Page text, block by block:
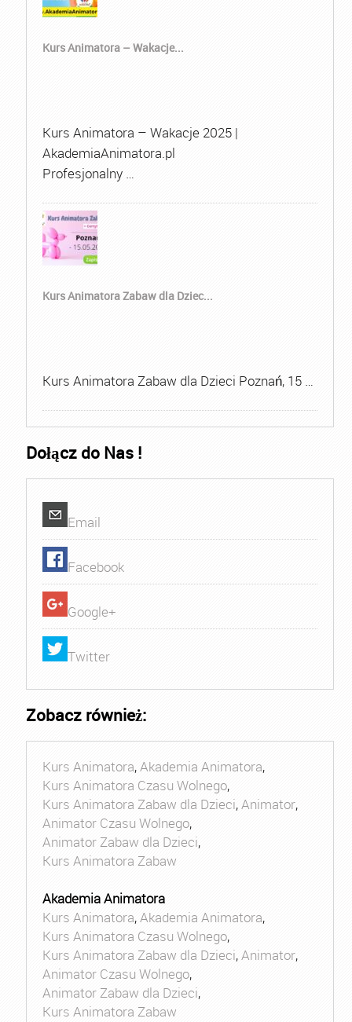
Kurs Animatora – Wakacje...
Kurs Animatora – Wakacje 2025 |
AkademiaAnimatora.pl
Profesjonalny …
Kurs Animatora Zabaw dla Dziec...
Kurs Animatora Zabaw dla Dzieci Poznań, 15 …
Dołącz do Nas !
Email
Facebook
Google+
Twitter
Zobacz również:
Kurs Animatora,Akademia Animatora,
Kurs Animatora Czasu Wolnego,
Kurs Animatora Zabaw dla Dzieci,Animator,
Animator Czasu Wolnego,
Animator Zabaw dla Dzieci,
Kurs Animatora Zabaw
Akademia Animatora
Kurs Animatora,Akademia Animatora,
Kurs Animatora Czasu Wolnego,
Kurs Animatora Zabaw dla Dzieci,Animator,
Animator Czasu Wolnego,
Animator Zabaw dla Dzieci,
Kurs Animatora Zabaw